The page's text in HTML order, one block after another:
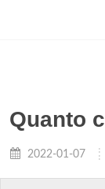
Quanto
2022-01-07